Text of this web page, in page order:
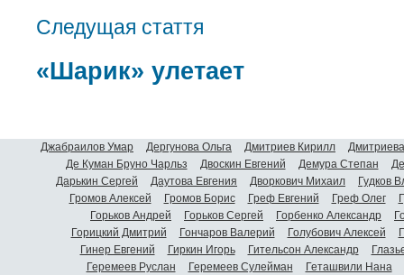
Следущая стаття
«Шарик» улетает
Джабраилов Умар Дергунова Ольга Дмитриев Кирилл
Де Куман Бруно Чарльз
Двоскин Евгений Демура Степан
Дарькин Сергей
Даутова Евгения Дворкович Михаил
Гудков
Громов Алексей
Громов Борис Греф Евгений Греф Олег
Горьков Андрей
Горьков Сергей Горбенко Александр
Горицкий Дмитрий
Гончаров Валерий Голубович Алексей
Гинер Евгений
Гиркин Игорь Гительсон Александр
Геремеев Руслан
Геремеев Сулейман
Геташвили Нана